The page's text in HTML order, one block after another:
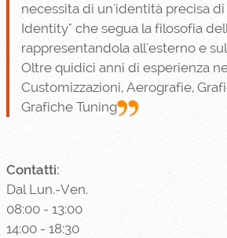
necessita di un'identità precisa
Identity" che segua la filosofia
rappresentandola all'esterno e
Oltre quidici anni di esperienza
Customizzazioni, Aerografie,
Grafiche Tuning
Contatti:
Dal Lun.-Ven.
08:00 - 13:00
14:00 - 18:30